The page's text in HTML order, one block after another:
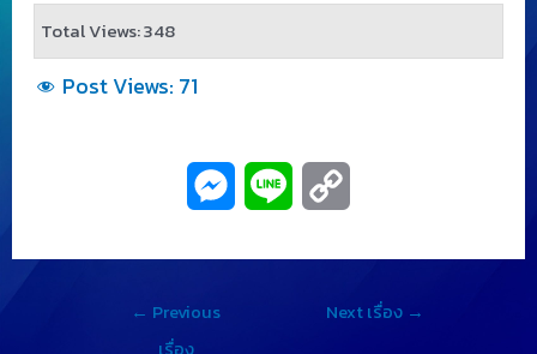
Total Views: 348
Post Views: 71
← Previous
Next เรื่อง →